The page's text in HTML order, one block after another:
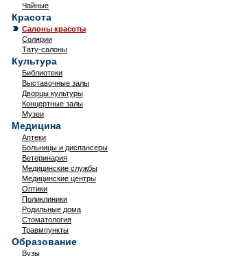
Чайные
Красота
Салоны красоты
Солярии
Тату-салоны
Культура
Библиотеки
Выставочные залы
Дворцы культуры
Концертные залы
Музеи
Медицина
Аптеки
Больницы и диспансеры
Ветеринария
Медицинские службы
Медицинские центры
Оптики
Поликлиники
Родильные дома
Стоматология
Травмпункты
Образование
Вузы